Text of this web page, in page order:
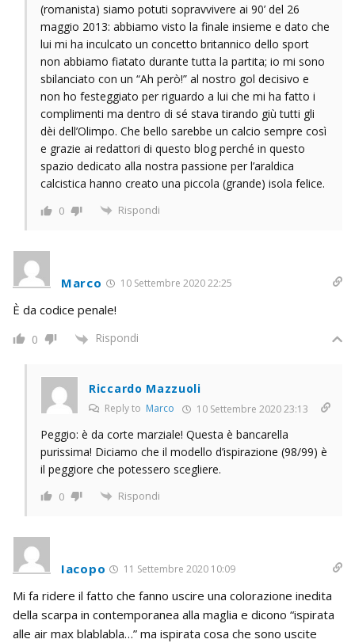
(romanista) siamo potuti sopravvivere ai 90’ del 26
maggio 2013: abbiamo visto la finale insieme e dato che
lui mi ha inculcato un concetto britannico dello sport
non abbiamo fiatato durante tutta la partita; io mi sono
sbilanciato con un “Ah però!” al nostro gol decisivo e
non ho festeggiato per riguardo a lui che mi ha fatto i
complimenti ma dentro di sé stava tirando giù tutti gli
dèi dell’Olimpo. Che bello sarebbe un calcio sempre così
e grazie ai redattori di questo blog perché in questo
spazio dedicato alla nostra passione per l’araldica
calcistica hanno creato una piccola (grande) isola felice.
0 Rispondi
Marco 10 Settembre 2020 22:25
È da codice penale!
0 Rispondi
Riccardo Mazzuoli
Reply to Marco 10 Settembre 2020 23:13
Peggio: è da corte marziale! Questa è bancarella
purissima! Diciamo che il modello d’ispirazione (98/99) è
il peggiore che potessero scegliere.
0 Rispondi
Iacopo 11 Settembre 2020 10:09
Mi fa ridere il fatto che fanno uscire una colorazione inedita
della scarpa in contemporanea alla maglia e dicono “ispirata
alle air max blablabla…” ma ispirata cosa che sono uscite